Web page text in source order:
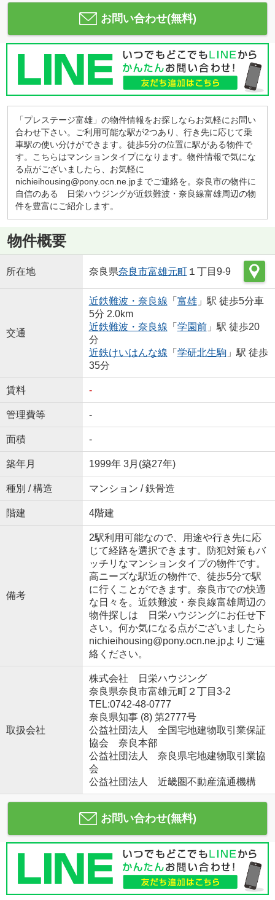
お問い合わせ(無料)
「プレステージ富雄」の物件情報をお探しならお気軽にお問い
合わせ下さい。ご利用可能な駅が2つあり、行き先に応じて乗
車駅の使い分けができます。徒歩5分の位置に駅がある物件で
す。こちらはマンションタイプになります。物件情報で気にな
る点がございましたら、お気軽に
nichieihousing@pony.ocn.ne.jpまでご連絡を。奈良市の物件に
自信のある 日栄ハウジングが近鉄難波・奈良線富雄周辺の物
件を豊富にご紹介します。
物件概要
所在地 奈良県奈良市富雄元町１丁目9-9
交通
近鉄難波・奈良線 「 富雄」駅 徒歩5分車
5分 2.0km
近鉄難波・奈良線 「 学園前」駅 徒歩20
分
近鉄けいはんな線 「 学研北生駒」駅 徒歩
35分
賃料 -
管理費等 -
面積 -
築年月 1999年 3月(築27年)
種別 / 構造 マンション / 鉄骨造
階建 4階建
備考
2駅利用可能なので、用途や行き先に応
じて経路を選択できます。防犯対策もバ
ッチリなマンションタイプの物件です。
高ニーズな駅近の物件で、徒歩5分で駅
に行くことができます。奈良市での快適
な日々を。近鉄難波・奈良線富雄周辺の
物件探しは 日栄ハウジングにお任せ下
さい。何か気になる点がございましたら
nichieihousing@pony.ocn.ne.jpよりご連
絡ください。
取扱会社
株式会社 日栄ハウジング
奈良県奈良市富雄元町２丁目3-2
TEL:0742-48-0777
奈良県知事 (8) 第2777号
公益社団法人 全国宅地建物取引業保証
協会 奈良本部
公益社団法人 奈良県宅地建物取引業協
会
公益社団法人 近畿圏不動産流通機構
お問い合わせ(無料)